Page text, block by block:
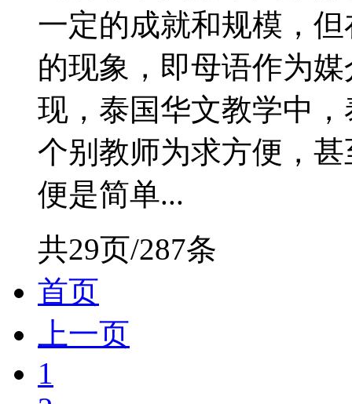
一定的成就和规模，
的现象，即母语作为
现，泰国华文教学中
个别教师为求方便，
便是简单...
共29页/287条
首页
上一页
1